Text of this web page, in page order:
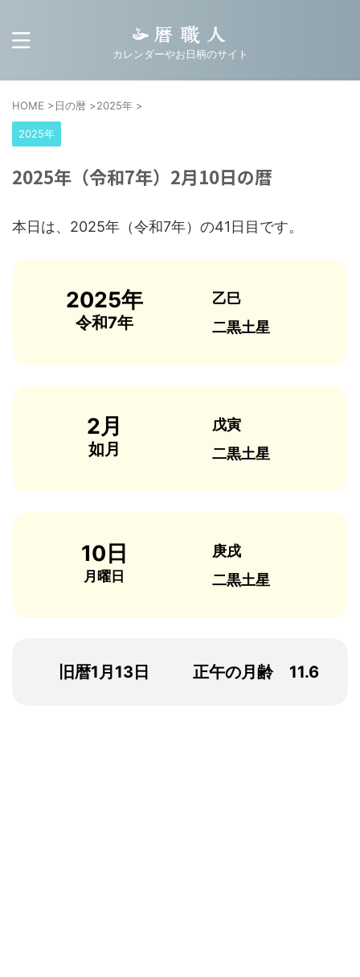
カレンダーやお日柄のサイト
HOME >日の暦 >2025年 >
2025年
2025年（令和7年）2月10日の暦
本日は、2025年（令和7年）の41日目です。
2025年
令和7年
乙巳
二黒土星
2月
如月
戊寅
二黒土星
10日
月曜日
庚戌
二黒土星
旧暦1月13日 正午の月齢 11.6